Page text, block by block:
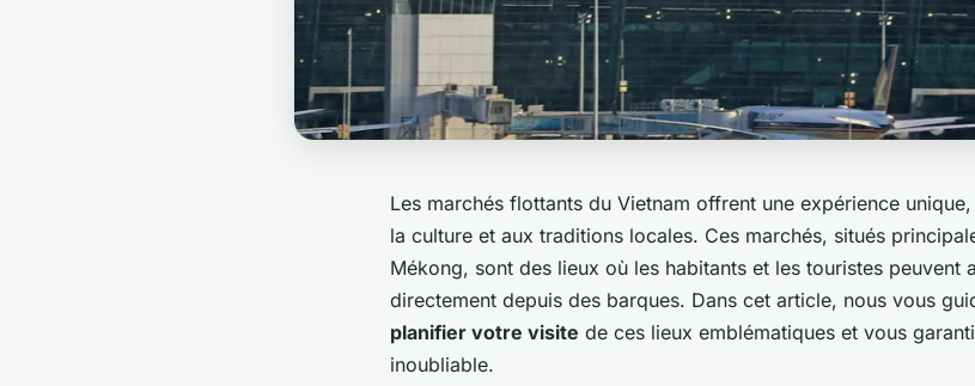
Les marchés flottants du Vietnam offrent une expérience
la culture et aux traditions locales. Ces marchés, situés
Mékong, sont des lieux où les habitants et les touristes peuvent
directement depuis des barques. Dans cet article, nous vous
planifier votre visite de ces lieux emblématiques et vous
inoubliable.